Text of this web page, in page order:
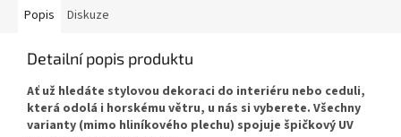
Popis Diskuze
Detailní popis produktu
Ať už hledáte stylovou dekoraci do interiéru nebo ceduli,
která odolá i horskému větru, u nás si vyberete. Všechny
varianty (mimo hliníkového plechu) spojuje špičkový UV